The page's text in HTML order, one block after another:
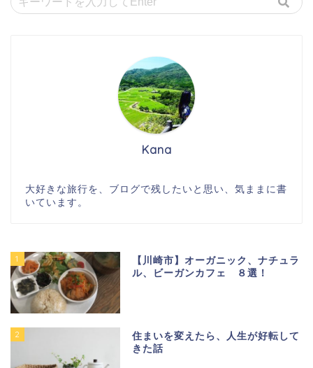
Kana
大好きな旅行を、ブログで残したいと思い、気ままに書
いています。
1
【川崎市】オーガニック、ナチュラ
ル、ビーガンカフェ ８選！
2
住まいを変えたら、人生が好転して
きた話